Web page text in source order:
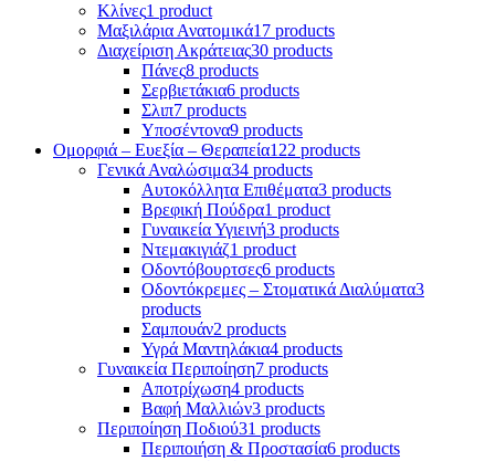
Κλίνες1 product
Μαξιλάρια Ανατομικά17 products
Διαχείριση Ακράτειας30 products
Πάνες8 products
Σερβιετάκια6 products
Σλιπ7 products
Υποσέντονα9 products
Ομορφιά – Ευεξία – Θεραπεία122 products
Γενικά Αναλώσιμα34 products
Αυτοκόλλητα Επιθέματα3 products
Βρεφική Πούδρα1 product
Γυναικεία Υγιεινή3 products
Ντεμακιγιάζ1 product
Οδοντόβουρτσες6 products
Οδοντόκρεμες – Στοματικά Διαλύματα3
products
Σαμπουάν2 products
Υγρά Μαντηλάκια4 products
Γυναικεία Περιποίηση7 products
Αποτρίχωση4 products
Βαφή Μαλλιών3 products
Περιποίηση Ποδιού31 products
Περιποιήση & Προστασία6 products